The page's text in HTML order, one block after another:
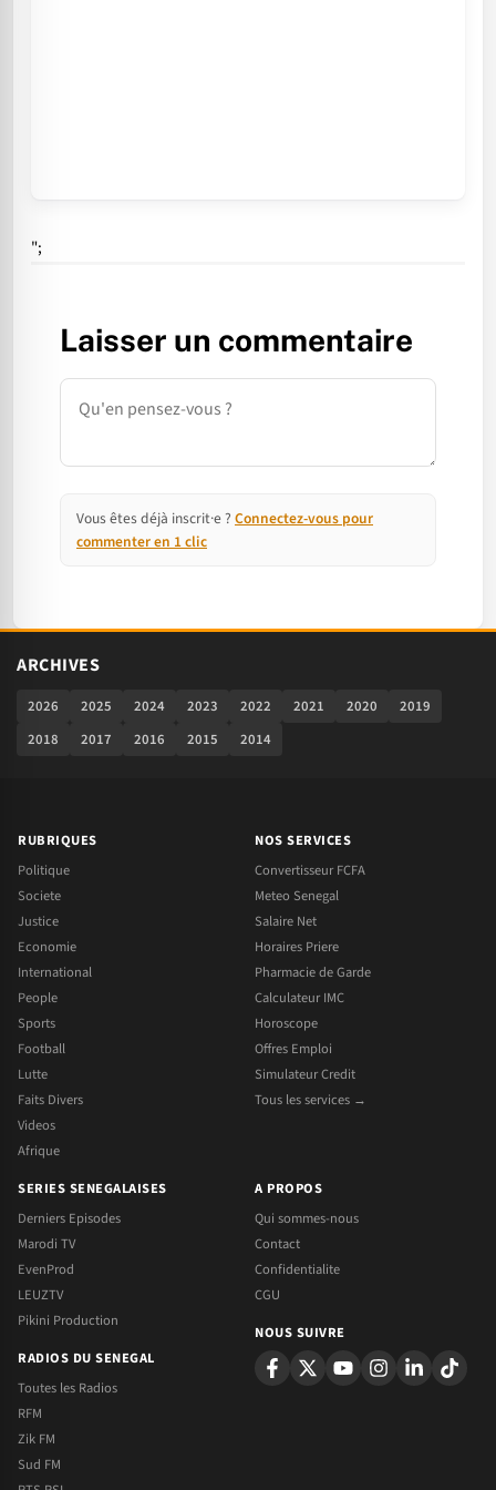
";
Laisser un commentaire
Commentaire
Vous êtes déjà inscrit·e ? Connectez-vous pour
commenter en 1 clic
ARCHIVES
2026 2025 2024 2023 2022 2021 2020
2019
2018
2017 2016 2015 2014
RUBRIQUES
Politique
Societe
Justice
Economie
International
People
Sports
Football
Lutte
Faits Divers
Videos
Afrique
NOS SERVICES
Convertisseur FCFA
Meteo Senegal
Salaire Net
Horaires Priere
Pharmacie de Garde
Calculateur IMC
Horoscope
Offres Emploi
Simulateur Credit
Tous les services →
SERIES SENEGALAISES
Derniers Episodes
Marodi TV
EvenProd
LEUZTV
Pikini Production
RADIOS DU SENEGAL
Toutes les Radios
RFM
Zik FM
Sud FM
A PROPOS
Qui sommes-nous
Contact
Confidentialite
CGU
NOUS SUIVRE